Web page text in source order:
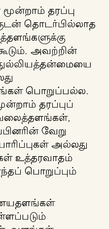
தரப்பு
தொடர்பில்லாத
அவற்றின்
பொறுப்பல்ல.
தரப்புப்
வேறு
அல்லது
உத்தரவாதம்
பொறுப்பும்